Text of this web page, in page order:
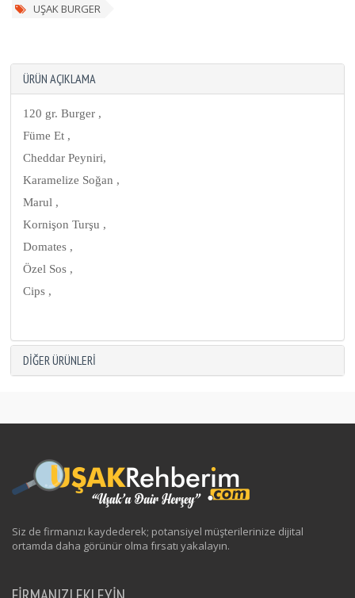
UŞAK BURGER
ÜRÜN AÇIKLAMA
120 gr. Burger ,
Füme Et ,
Cheddar Peyniri,
Karamelize Soğan ,
Marul ,
Kornişon Turşu ,
Domates ,
Özel Sos ,
Cips ,
DIĞER ÜRÜNLERI
Siz de firmanızı kaydederek; potansiyel müşterilerinize dijital
ortamda daha görünür olma fırsatı yakalayın.